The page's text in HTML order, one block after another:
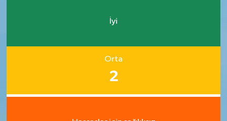
İyi
Orta
2